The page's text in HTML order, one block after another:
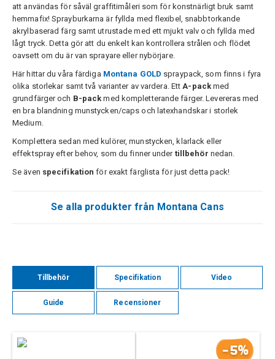
att användas för såväl graffitimåleri som för konstnärligt bruk samt
hemmafix! Sprayburkarna är fyllda med flexibel, snabbtorkande
akrylbaserad färg samt utrustade med ett mjukt valv och fyllda med
lågt tryck. Detta gör att du enkelt kan kontrollera strålen och flödet
oavsett om du är van sprayare eller nybörjare.
Här hittar du våra färdiga Montana GOLD spraypack, som finns i fyra
olika storlekar samt två varianter av vardera. EttA-packmed
grundfärger och B-pack med kompletterande färger. Levereras med
en bra blandning munstycken/caps och latexhandskar i storlek
Medium.
Komplettera sedan med kulörer, munstycken, klarlack eller
effektspray efter behov, som du finner under tillbehör nedan.
Se även specifikation för exakt färglista för just detta pack!
Se alla produkter från Montana Cans
Tillbehör Specifikation Video
Guide Recensioner
-5%